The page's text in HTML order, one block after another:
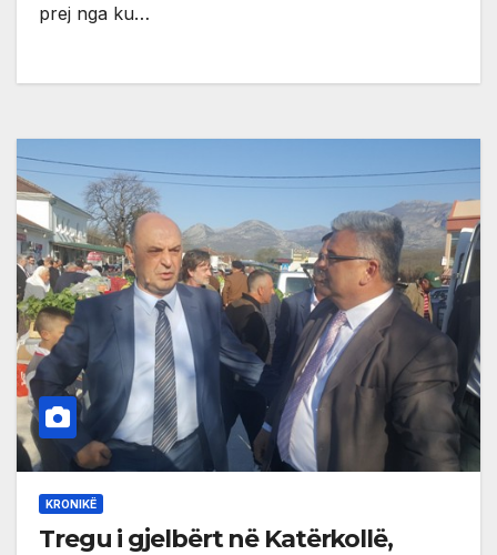
prej nga ku…
KRONIKË
Tregu i gjelbërt në Katërkollë,